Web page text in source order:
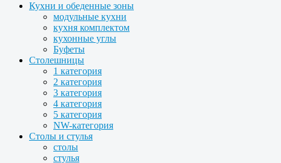
Кухни и обеденные зоны
модульные кухни
кухня комплектом
кухонные углы
Буфеты
Столешницы
1 категория
2 категория
3 категория
4 категория
5 категория
NW-категория
Столы и стулья
столы
стулья